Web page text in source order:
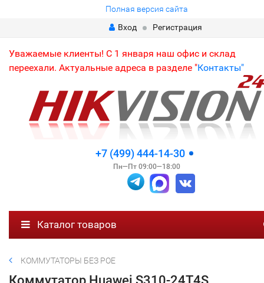
Полная версия сайта
Вход
Регистрация
Уважаемые клиенты! С 1 января наш офис и склад
переехали. Актуальные адреса в разделе "Контакты"
+7 (499) 444-14-30
Пн—Пт 09:00—18:00
Каталог товаров
КОММУТАТОРЫ БЕЗ POE